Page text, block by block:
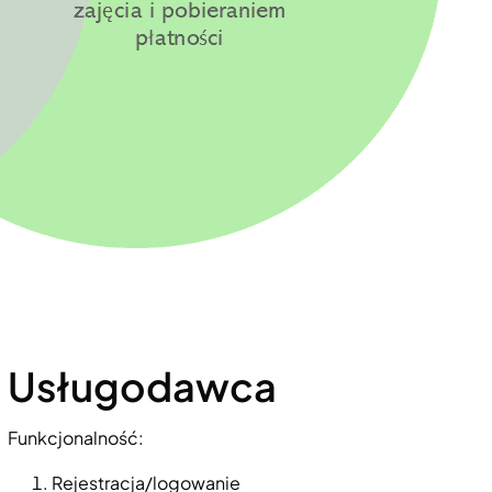
Usługodawca
Funkcjonalność:
Rejestracja/logowanie